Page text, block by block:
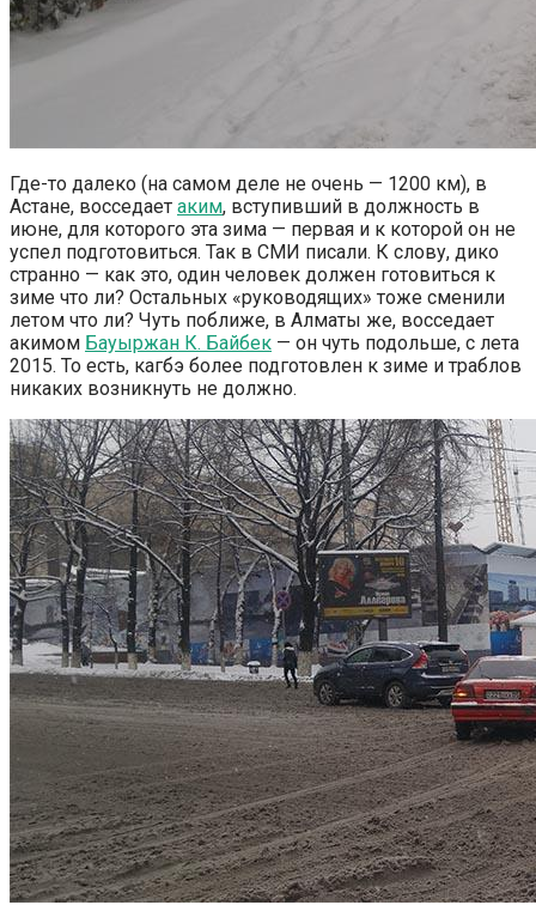
Где-то далеко (на самом деле не очень — 1200 км), в
Астане, восседает аким, вступивший в должность в
июне, для которого эта зима — первая и к которой он не
успел подготовиться. Так в СМИ писали. К слову, дико
странно — как это, один человек должен готовиться к
зиме что ли? Остальных «руководящих» тоже сменили
летом что ли? Чуть поближе, в Алматы же, восседает
акимом Бауыржан К. Байбек — он чуть подольше, с лета
2015. То есть, кагбэ более подготовлен к зиме и траблов
никаких возникнуть не должно.